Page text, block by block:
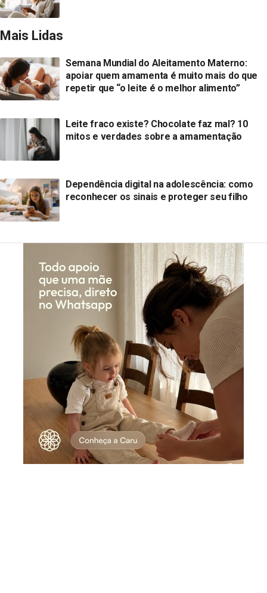
Mais Lidas
Semana Mundial do Aleitamento Materno:
apoiar quem amamenta é muito mais do que
repetir que “o leite é o melhor alimento”
Leite fraco existe? Chocolate faz mal? 10
mitos e verdades sobre a amamentação
Dependência digital na adolescência: como
reconhecer os sinais e proteger seu filho